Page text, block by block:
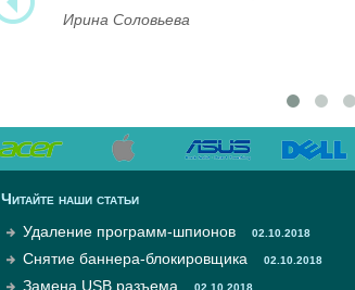
Ирина Соловьева
Читайте наши статьи
Удаление программ-шпионов
02.10.2018
Снятие баннера-блокировщика 02.10.2018
Замена USB разъема 02.10.2018